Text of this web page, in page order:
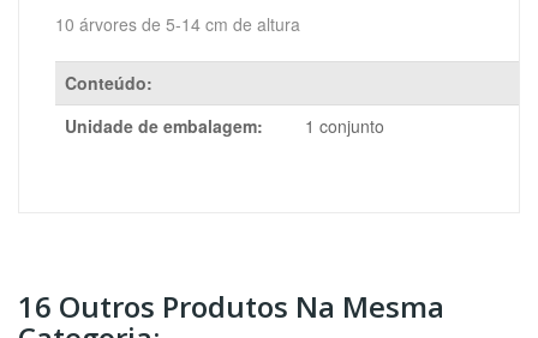
10 árvores de 5-14 cm de altura
Conteúdo:
Unidade de embalagem:
1 conjunto
16 Outros Produtos Na Mesma